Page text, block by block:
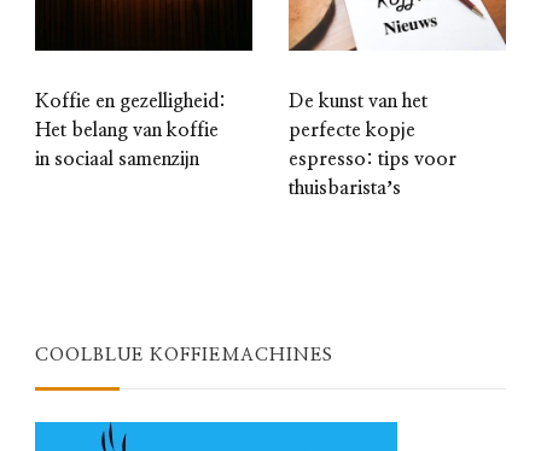
Koffie en gezelligheid:
Het belang van koffie
in sociaal samenzijn
De kunst van het
perfecte kopje
espresso: tips voor
thuisbaristaʼs
COOLBLUE KOFFIEMACHINES